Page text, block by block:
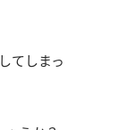
てしまっ